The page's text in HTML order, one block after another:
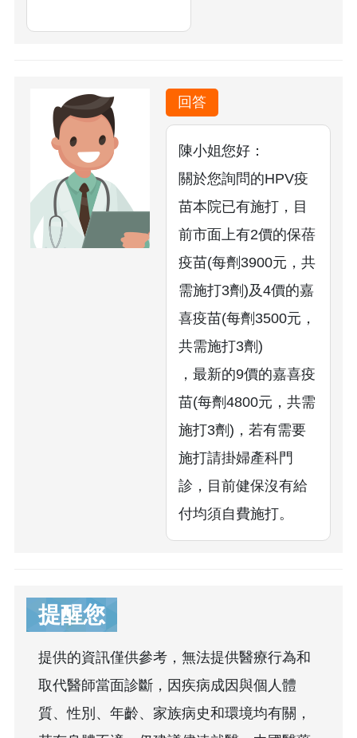
回答
陳小姐您好：
關於您詢問的HPV疫
苗本院已有施打，目
前市面上有2價的保蓓
疫苗(每劑3900元，共
需施打3劑)及4價的嘉
喜疫苗(每劑3500元，
共需施打3劑)
，最新的9價的嘉喜疫
苗(每劑4800元，共需
施打3劑)，若有需要
施打請掛婦產科門
診，目前健保沒有給
付均須自費施打。
提醒您
提供的資訊僅供參考，無法提供醫療行為和
取代醫師當面診斷，因疾病成因與個人體
質、性別、年齡、家族病史和環境均有關，